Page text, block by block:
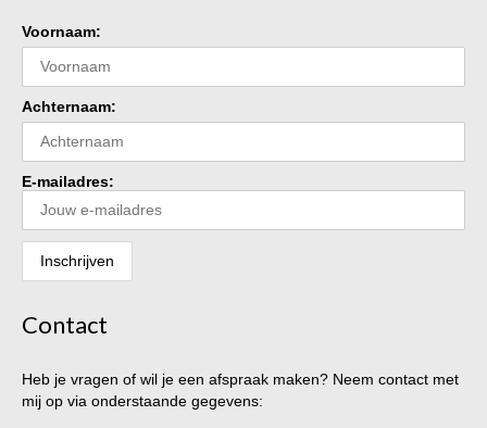
Voornaam:
Achternaam:
E-mailadres:
Contact
Heb je vragen of wil je een afspraak maken? Neem contact met
mij op via onderstaande gegevens: